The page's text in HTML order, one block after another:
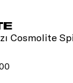
Cosmolite